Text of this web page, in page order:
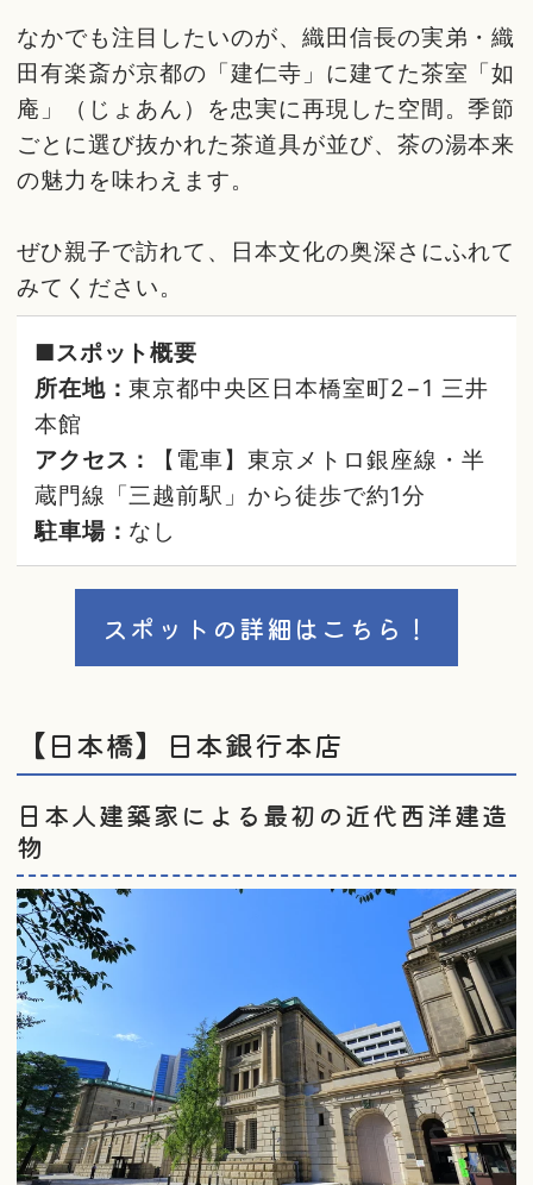
なかでも注目したいのが、織田信長の実弟・織
田有楽斎が京都の「建仁寺」に建てた茶室「如
庵」（じょあん）を忠実に再現した空間。季節
ごとに選び抜かれた茶道具が並び、茶の湯本来
の魅力を味わえます。
ぜひ親子で訪れて、日本文化の奥深さにふれて
みてください。
■スポット概要
所在地：東京都中央区日本橋室町2−1 三井
本館
アクセス：
【電車】東京メトロ銀座線・半
蔵門線「三越前駅」から徒歩で約1分
駐車場： なし
スポットの詳細はこちら！
【日本橋】日本銀行本店
日本人建築家による最初の近代西洋建造
物